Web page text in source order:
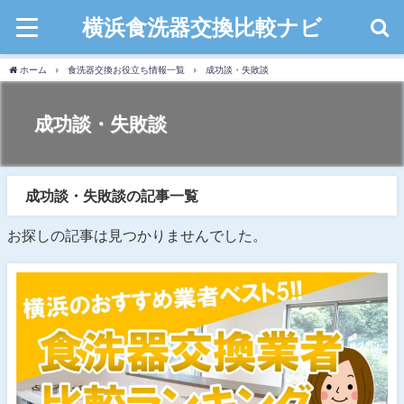
横浜食洗器交換比較ナビ
ホーム 食洗器交換お役立ち情報一覧 成功談・失敗談
成功談・失敗談
成功談・失敗談の記事一覧
お探しの記事は見つかりませんでした。